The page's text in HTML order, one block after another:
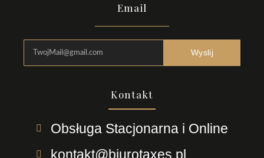
Email
Wyslij
Kontakt
Obsługa Stacjonarna i Online
kontakt@biurotaxes.pl